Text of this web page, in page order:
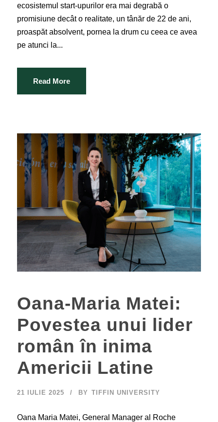
ecosistemul start-upurilor era mai degrabă o
promisiune decât o realitate, un tânăr de 22 de ani,
proaspăt absolvent, pornea la drum cu ceea ce avea
pe atunci la...
Read More
Oana-Maria Matei:
Povestea unui lider
român în inima
Americii Latine
21 IULIE 2025 BY TIFFIN UNIVERSITY
Oana Maria Matei, General Manager al Roche